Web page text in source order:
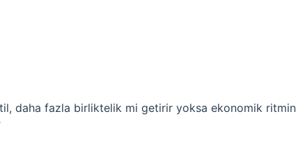
daha fazla birliktelik mi getirir yoksa ekonomik ritmin